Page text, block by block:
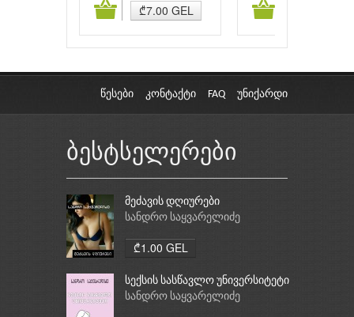
₾7.00 GEL
კალათაში დამატება კალათაში
წესები კონტაქტი FAQ უნიქარდი
ბესტსელერები
მეძავის დღიურები
სანდრო საყვარელიძე
₾1.00 GEL
სექსის სასწავლო უნივერსიტეტი
სანდრო საყვარელიძე